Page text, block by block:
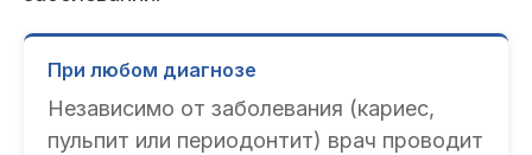
Сотрудники Контакты
При любом диагнозе
Независимо от заболевания (кариес,
пульпит или периодонтит) врач проводит